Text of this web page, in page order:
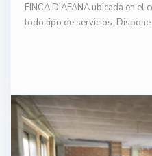
FINCA DIAFANA ubicada en el
todo tipo de servicios.